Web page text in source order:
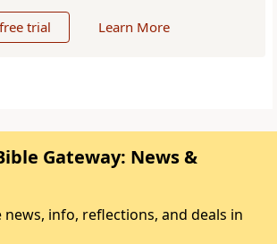
trial Learn More
Gateway: News &
news, info, reflections, and deals in